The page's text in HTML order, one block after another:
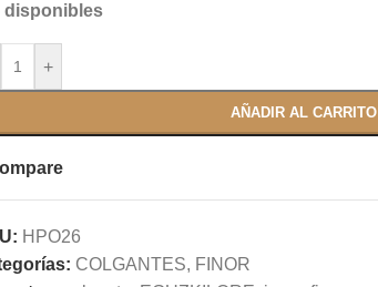
disponibles
+
AÑADIR AL CARRITO
HPO26
COLGANTES, FINOR